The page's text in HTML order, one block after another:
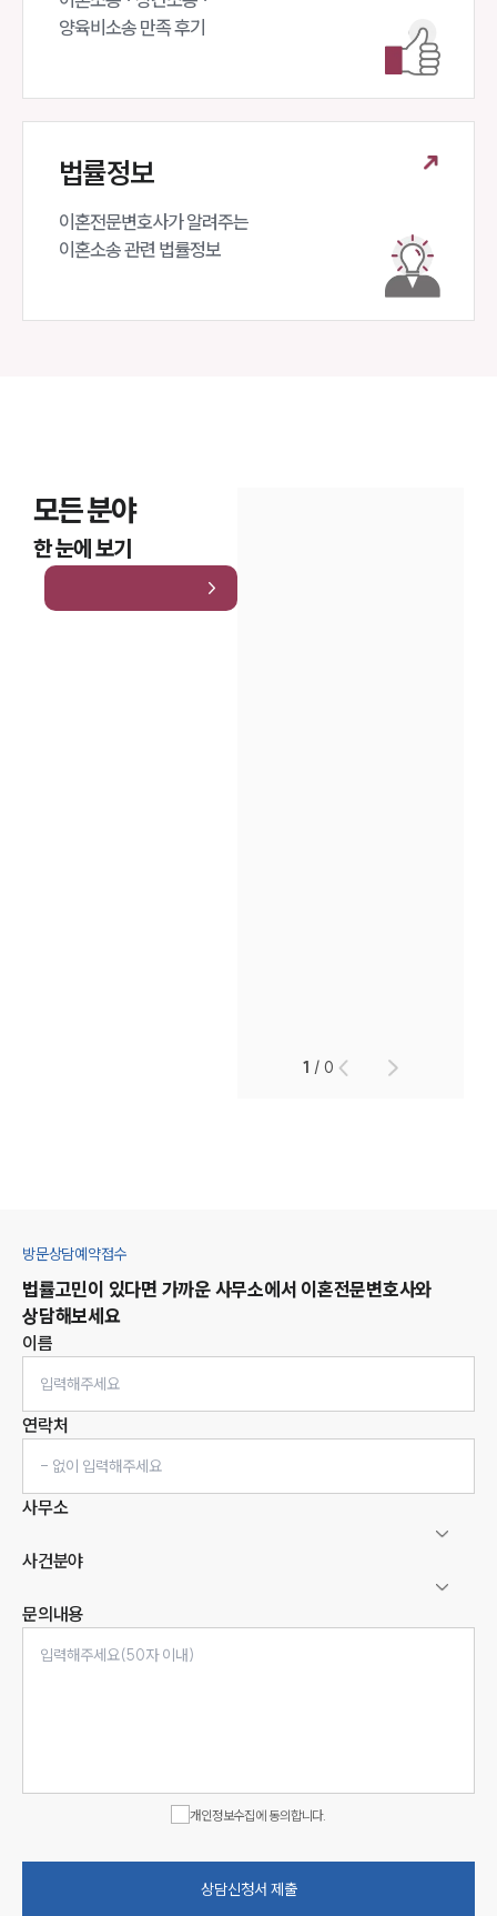
양육비소송 만족 후기
법률정보
이혼전문변호사가 알려주는
이혼소송 관련 법률정보
모든 분야
한 눈에 보기
1 /0
방문상담예약접수
법률고민이 있다면 가까운 사무소에서 이혼전문변호사와
상담해보세요
이름
연락처
사무소
사건분야
문의내용
개인정보수집에 동의합니다.
상담신청서 제출